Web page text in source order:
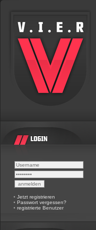
• Jetzt registrieren
• Passwort vergessen?
• registrierte Benutzer